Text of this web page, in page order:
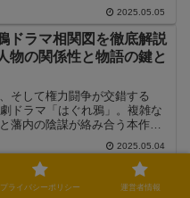
いい」「何も語らない演技に
といった感想がSNSで多く投稿
追うごとに反響が広がってい
事では、視聴者がどのような
いたのか、印象的なポイントや
た演出について丁寧に解説し
。
2025.05.05
ドラマ相関図を徹底解説
物の関係性と物語の鍵と
そして権力闘争が交錯する
ドラマ「はぐれ鴉」。複雑な
藩内の陰謀が絡み合う本作で
物それぞれの立場や感情が物
動かします。この記事では、
」に登場するキャラクターの
関図的に整理しながら、どの
2025.05.04
が演じる「はぐれ鴉」英
とは？強さと儚さを併せ
プライバシーポリシー 運営者情報